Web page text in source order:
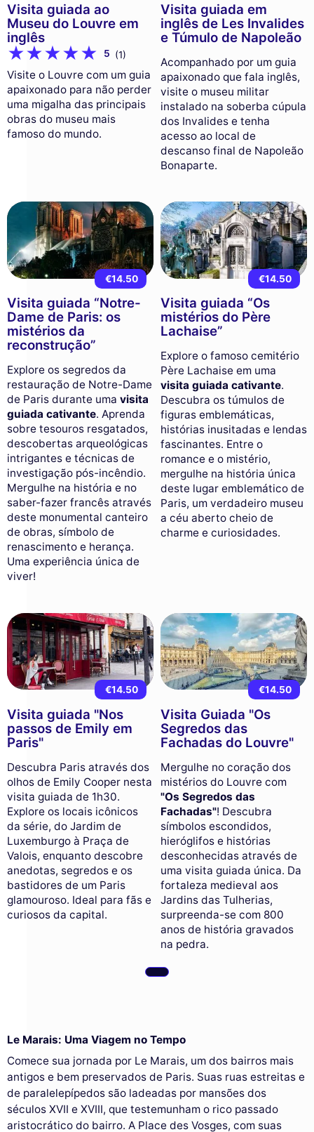
Visita guiada ao
Museu do Louvre em
inglês
5 (1)
Visite o Louvre com um guia
apaixonado para não perder
uma migalha das principais
obras do museu mais
famoso do mundo.
Visita guiada em
inglês de Les Invalides
e Túmulo de Napoleão
Acompanhado por um guia
apaixonado que fala inglês,
visite o museu militar
instalado na soberba cúpula
dos Invalides e tenha
acesso ao local de
descanso final de Napoleão
Bonaparte.
€14.50
Visita guiada “Notre-
Dame de Paris: os
mistérios da
reconstrução”
Explore os segredos da
restauração de Notre-Dame
de Paris durante uma visita
guiada cativante. Aprenda
sobre tesouros resgatados,
descobertas arqueológicas
intrigantes e técnicas de
investigação pós-incêndio.
Mergulhe na história e no
saber-fazer francês através
deste monumental canteiro
de obras, símbolo de
renascimento e herança.
Uma experiência única de
viver!
€14.50
Visita guiada “Os
mistérios do Père
Lachaise”
Explore o famoso cemitério
Père Lachaise em uma
visita guiada cativante.
Descubra os túmulos de
figuras emblemáticas,
histórias inusitadas e lendas
fascinantes. Entre o
romance e o mistério,
mergulhe na história única
deste lugar emblemático de
Paris, um verdadeiro museu
a céu aberto cheio de
charme e curiosidades.
€14.50
Visita guiada "Nos
passos de Emily em
Paris"
Descubra Paris através dos
olhos de Emily Cooper nesta
visita guiada de 1h30.
Explore os locais icônicos
da série, do Jardim de
Luxemburgo à Praça de
Valois, enquanto descobre
anedotas, segredos e os
bastidores de um Paris
glamouroso. Ideal para fãs e
curiosos da capital.
€14.50
Visita Guiada "Os
Segredos das
Fachadas do Louvre"
Mergulhe no coração dos
mistérios do Louvre com
"Os Segredos das
Fachadas"! Descubra
símbolos escondidos,
hieróglifos e histórias
desconhecidas através de
uma visita guiada única. Da
fortaleza medieval aos
Jardins das Tulherias,
surpreenda-se com 800
anos de história gravados
na pedra.
Le Marais: Uma Viagem no Tempo
Comece sua jornada por Le Marais, um dos bairros mais
antigos e bem preservados de Paris. Suas ruas estreitas e
de paralelepípedos são ladeadas por mansões dos
séculos XVII e XVIII, que testemunham o rico passado
aristocrático do bairro. A Place des Vosges, com suas